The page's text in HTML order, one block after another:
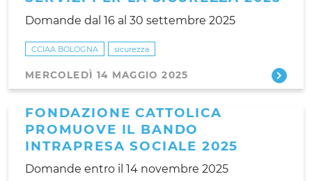
Domande dal 16 al 30 settembre 2025
CCIAA BOLOGNA sicurezza
MERCOLEDÌ 14 MAGGIO 2025
FONDAZIONE CATTOLICA
PROMUOVE IL BANDO
INTRAPRESA SOCIALE 2025
Domande entro il 14 novembre 2025